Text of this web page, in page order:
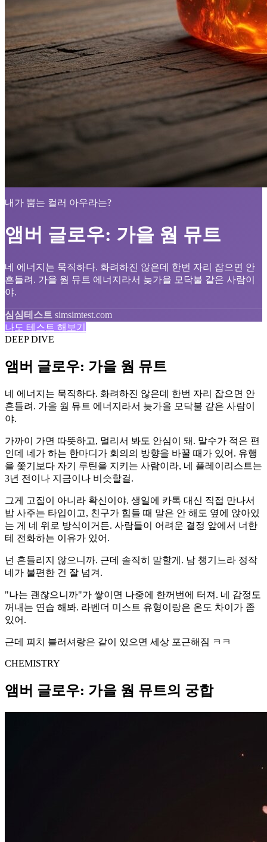
내가 뿜는 컬러 아우라는?
앰버 글로우: 가을 웜 뮤트
네 에너지는 묵직하다. 화려하진 않은데 한번 자리 잡으면 안
흔들려. 가을 웜 뮤트 에너지라서 늦가을 모닥불 같은 사람이
야.
심심테스트 simsimtest.com
나도 테스트 해보기
DEEP DIVE
앰버 글로우: 가을 웜 뮤트
네 에너지는 묵직하다. 화려하진 않은데 한번 자리 잡으면 안
흔들려. 가을 웜 뮤트 에너지라서 늦가을 모닥불 같은 사람이
야.
가까이 가면 따뜻하고, 멀리서 봐도 안심이 돼. 말수가 적은 편
인데 네가 하는 한마디가 회의의 방향을 바꿀 때가 있어. 유행
을 쫓기보다 자기 루틴을 지키는 사람이라, 네 플레이리스트는
3년 전이나 지금이나 비슷할걸.
그게 고집이 아니라 확신이야. 생일에 카톡 대신 직접 만나서
밥 사주는 타입이고, 친구가 힘들 때 말은 안 해도 옆에 앉아있
는 게 네 위로 방식이거든. 사람들이 어려운 결정 앞에서 너한
테 전화하는 이유가 있어.
넌 흔들리지 않으니까. 근데 솔직히 말할게. 남 챙기느라 정작
네가 불편한 건 잘 넘겨.
"나는 괜찮으니까"가 쌓이면 나중에 한꺼번에 터져. 네 감정도
꺼내는 연습 해봐. 라벤더 미스트 유형이랑은 온도 차이가 좀
있어.
근데 피치 블러셔랑은 같이 있으면 세상 포근해짐 ㅋㅋ
CHEMISTRY
앰버 글로우: 가을 웜 뮤트의 궁합